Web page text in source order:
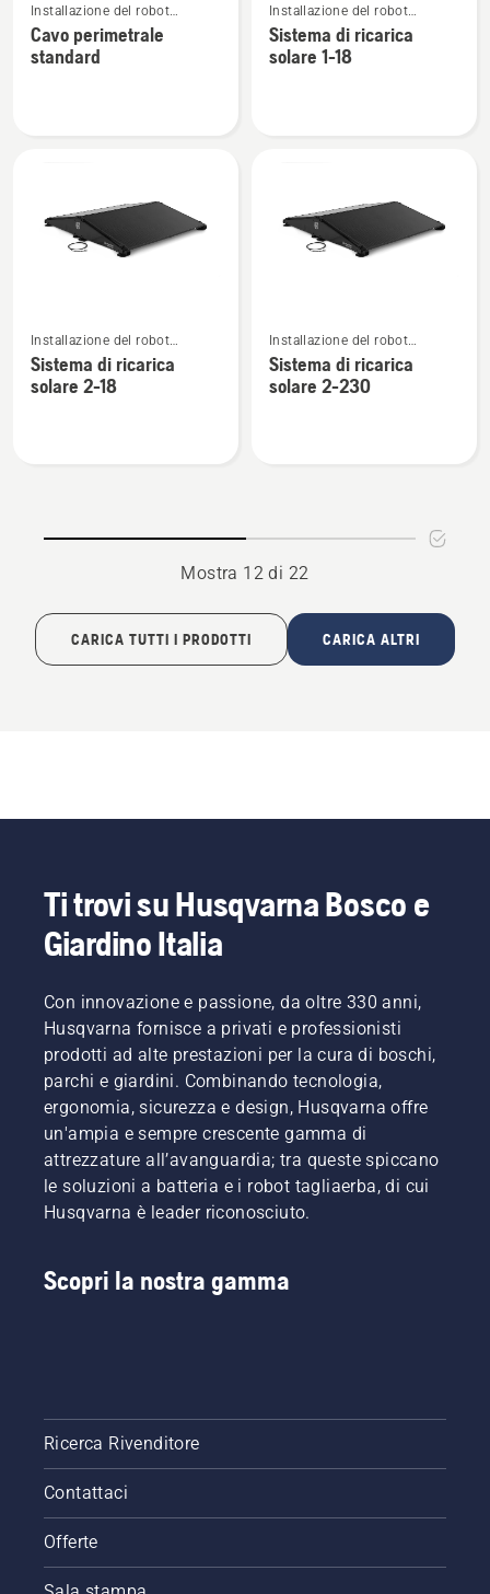
maggiori
dettagli
su
Installazione del robot
tagliaerba Automower®
Cavo perimetrale
standard
maggiori
dettagli
su
Installazione del robot
tagliaerba Automower®
Sistema di ricarica
solare 1-18
maggiori
dettagli
su
Installazione del robot
tagliaerba Automower®
Sistema di ricarica
solare 2-18
maggiori
dettagli
su
Installazione del robot
tagliaerba Automower®
Sistema di ricarica
solare 2-230
Mostra 12 di 22
CARICA TUTTI I PRODOTTI CARICA ALTRI
Ti trovi su Husqvarna Bosco e
Giardino Italia
Con innovazione e passione, da oltre 330 anni,
Husqvarna fornisce a privati e professionisti
prodotti ad alte prestazioni per la cura di boschi,
parchi e giardini. Combinando tecnologia,
ergonomia, sicurezza e design, Husqvarna offre
un'ampia e sempre crescente gamma di
attrezzature all’avanguardia; tra queste spiccano
le soluzioni a batteria e i robot tagliaerba, di cui
Husqvarna è leader riconosciuto.
Scopri la nostra gamma
Ricerca Rivenditore
Contattaci
Offerte